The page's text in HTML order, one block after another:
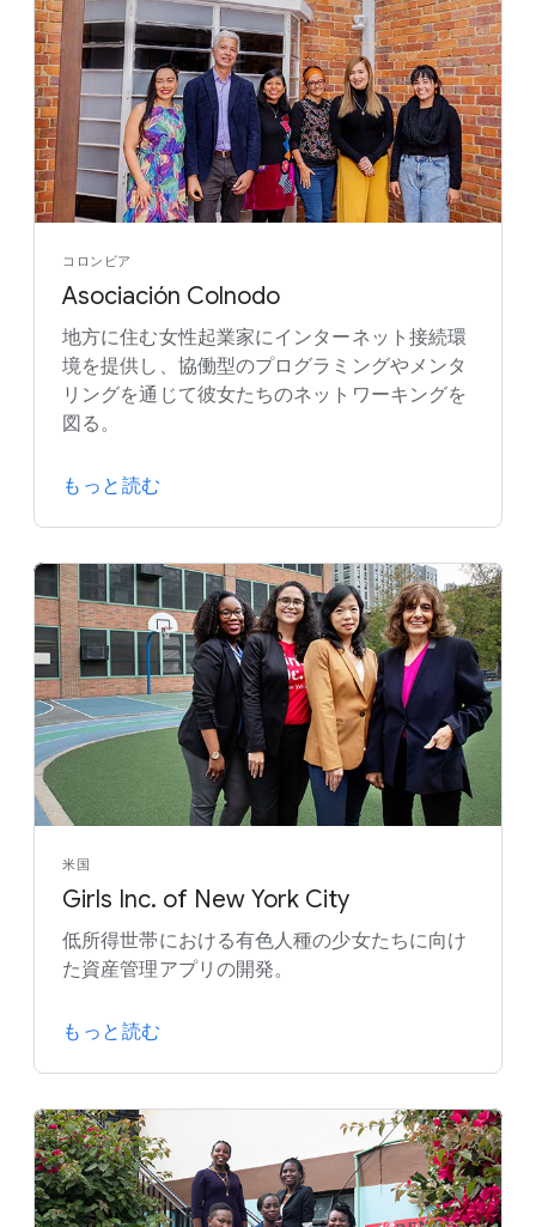
コロンビア
Asociación Colnodo
地方に住む女性起業家にインターネット接続環
境を提供し、協働型のプログラミングやメンタ
リングを通じて彼女たちのネットワーキングを
図る。
もっと読む
米国
Girls Inc. of New York City
低所得世帯における有色人種の少女たちに向け
た資産管理アプリの開発。
もっと読む